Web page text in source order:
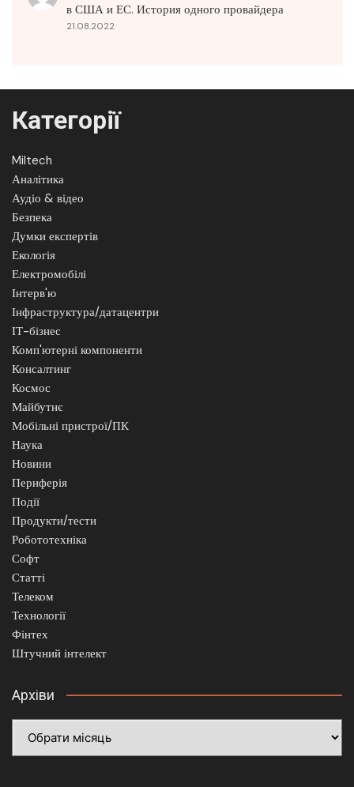
в США и ЕС. История одного провайдера
21.08.2022
Категорії
Miltech
Аналітика
Аудіо & відео
Безпека
Думки експертів
Екологія
Електромобілі
Інтерв'ю
Інфраструктура/датацентри
ІТ-бізнес
Комп'ютерні компоненти
Консалтинг
Космос
Майбутнє
Мобільні пристрої/ПК
Наука
Новини
Периферія
Події
Продукти/тести
Робототехніка
Софт
Статті
Телеком
Технології
Фінтех
Штучний інтелект
Архіви